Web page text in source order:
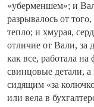
«уберменшем»; и
разрывалось от
тепло; и хмурая,
отличие от Вали, за
как все, работала
свинцовые детали, а
сидящим «за
или вела в